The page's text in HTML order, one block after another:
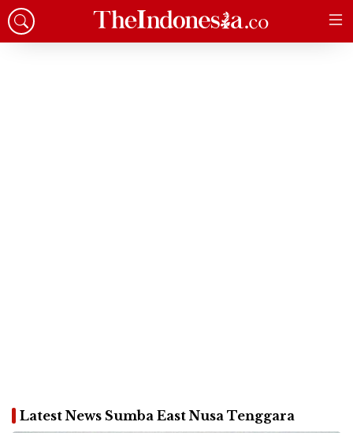
Latest News Sumba East Nusa Tenggara